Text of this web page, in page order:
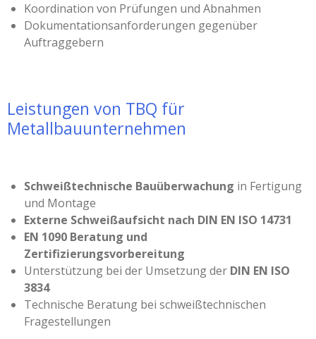
Koordination von Prüfungen und Abnahmen
Dokumentationsanforderungen gegenüber
Auftraggebern
Leistungen von TBQ für
Metallbauunternehmen
Schweißtechnische Bauüberwachung in Fertigung
und Montage
Externe Schweißaufsicht nach DIN EN ISO 14731
EN 1090 Beratung und
Zertifizierungsvorbereitung
Unterstützung bei der Umsetzung der DIN EN ISO
3834
Technische Beratung bei schweißtechnischen
Fragestellungen